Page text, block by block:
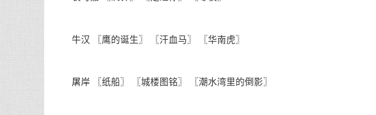
牛汉 〖鹰的诞生〗 〖汗血马〗 〖华南虎〗
屠岸 〖纸船〗 〖城楼图铭〗 〖潮水湾里的倒影〗